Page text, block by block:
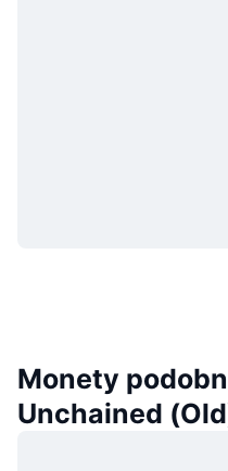
Monety
Unchained